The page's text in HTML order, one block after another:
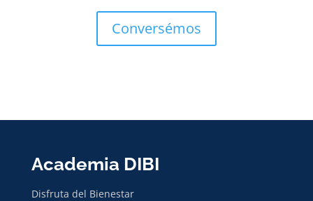
Conversémos
Academia DIBI
Disfruta del Bienestar